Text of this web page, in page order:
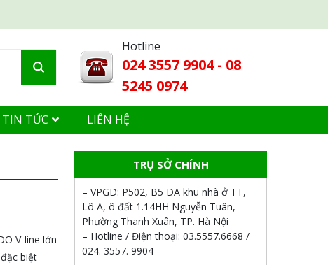
Hotline
024 3557 9904 - 08
5245 0974
TIN TỨC LIÊN HỆ
V-line lớn
biệt
TRỤ SỞ CHÍNH
– VPGD: P502, B5 DA khu nhà ở TT,
Lô A, ô đất 1.14HH Nguyễn Tuân,
Phường Thanh Xuân, TP. Hà Nội
– Hotline / Điện thoại: 03.5557.6668 /
024. 3557. 9904